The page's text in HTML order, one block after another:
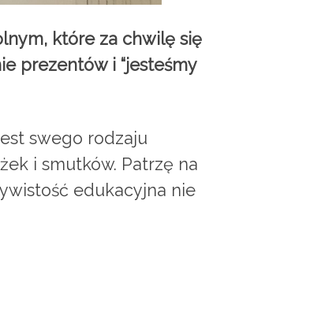
które za chwilę się
prezentów i “jesteśmy
swego rodzaju
i smutków. Patrzę na
edukacyjna nie